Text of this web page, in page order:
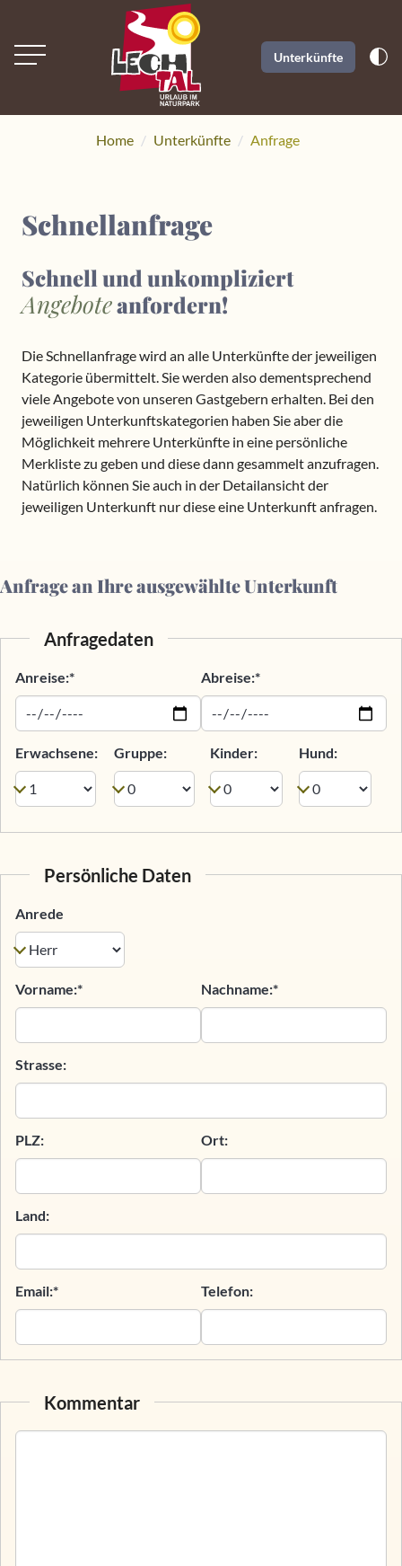
Unterkünfte
Home Unterkünfte Anfrage
Schnellanfrage
Schnell und unkompliziert
Angeboteanfordern!
Die Schnellanfrage wird an alle Unterkünfte der jeweiligen
Kategorie übermittelt. Sie werden also dementsprechend
viele Angebote von unseren Gastgebern erhalten. Bei den
jeweiligen Unterkunftskategorien haben Sie aber die
Möglichkeit mehrere Unterkünfte in eine persönliche
Merkliste zu geben und diese dann gesammelt anzufragen.
Natürlich können Sie auch in der Detailansicht der
jeweiligen Unterkunft nur diese eine Unterkunft anfragen.
Anfrage an Ihre ausgewählte Unterkunft
Anfragedaten
Anreise:* Abreise:*
Erwachsene: Gruppe: Kinder: Hund:
Persönliche Daten
Anrede
Vorname:* Nachname:*
Strasse:
PLZ: Ort:
Land:
Email:* Telefon:
Kommentar